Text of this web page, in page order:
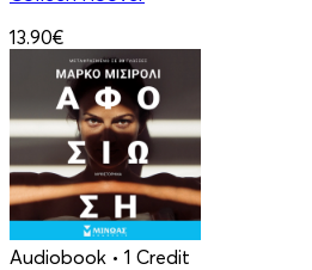
13.90€
Audiobook • 1 Credit